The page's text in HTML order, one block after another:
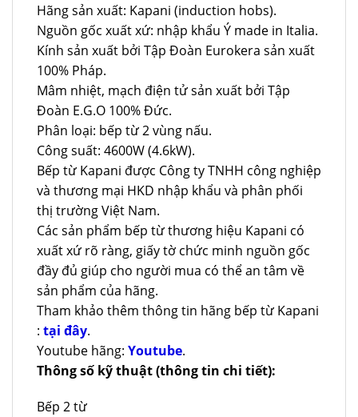
Hãng sản xuất: Kapani (induction hobs).
Nguồn gốc xuất xứ: nhập khẩu Ý made in Italia.
Kính sản xuất bởi Tập Đoàn Eurokera sản xuất
100% Pháp.
Mâm nhiệt, mạch điện tử sản xuất bởi Tập
Đoàn E.G.O 100% Đức.
Phân loại: bếp từ 2 vùng nấu.
Công suất: 4600W (4.6kW).
Bếp từ Kapani được Công ty TNHH công nghiệp
và thương mại HKD nhập khẩu và phân phối
thị trường Việt Nam.
Các sản phẩm bếp từ thương hiệu Kapani có
xuất xứ rõ ràng, giấy tờ chức minh nguồn gốc
đầy đủ giúp cho người mua có thể an tâm về
sản phẩm của hãng.
Tham khảo thêm thông tin hãng bếp từ Kapani
: tại đây.
Youtube hãng: Youtube.
Thông số kỹ thuật (thông tin chi tiết):
Bếp 2 từ